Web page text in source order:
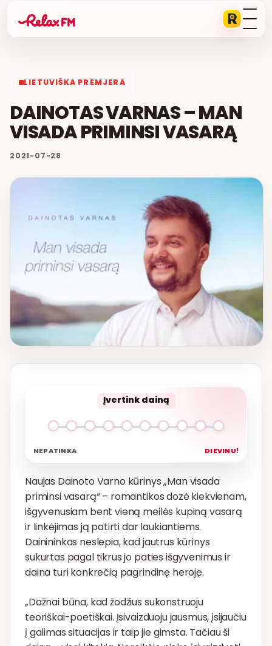
LIETUVIŠKA PREMJERA
DAINOTAS VARNAS – MAN
VISADA PRIMINSI VASARĄ
2021-07-28
Įvertink dainą
NEPATINKA DIEVINU!
Naujas Dainoto Varno kūrinys „Man visada
priminsi vasarą“ – romantikos dozė kiekvienam,
išgyvenusiam bent vieną meilės kupiną vasarą
ir linkėjimas ją patirti dar laukiantiems.
Dainininkas neslepia, kad jautrus kūrinys
sukurtas pagal tikrus jo paties išgyvenimus ir
daina turi konkrečią pagrindinę heroję.
„Dažnai būna, kad žodžius sukonstruoju
teoriškai-poetiškai. Įsivaizduoju jausmus, įsijaučiu
į galimas situacijas ir taip jie gimsta. Tačiau ši